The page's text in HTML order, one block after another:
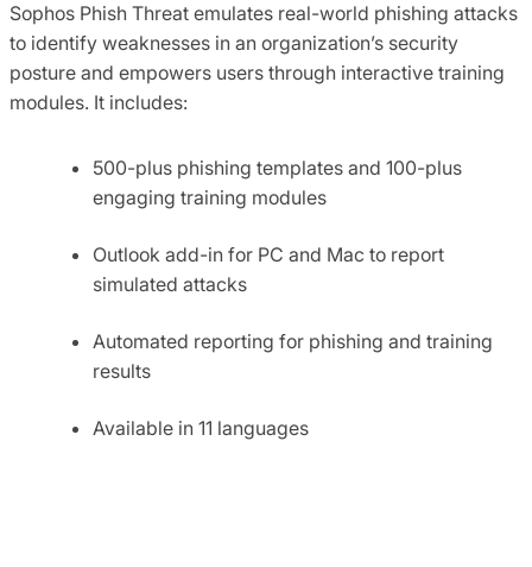
Sophos Phish Threat emulates real-world phishing attacks
to identify weaknesses in an organization’s security
posture and empowers users through interactive training
modules. It includes:
500-plus phishing templates and 100-plus
engaging training modules
Outlook add-in for PC and Mac to report
simulated attacks
Automated reporting for phishing and training
results
Available in 11 languages